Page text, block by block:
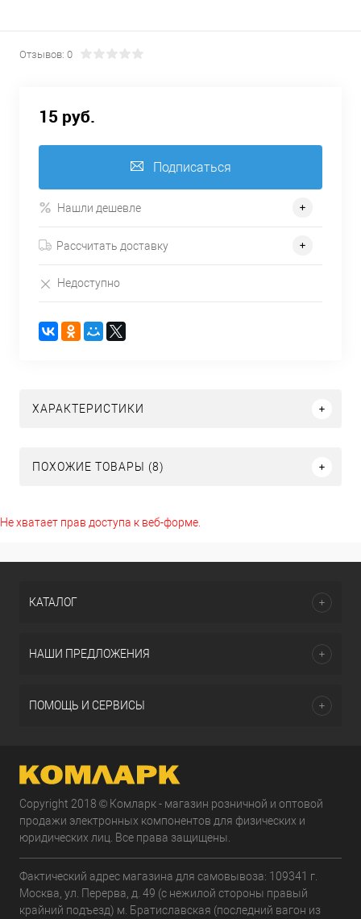
Отзывов: 0
15 руб.
Подписаться
Нашли дешевле
Рассчитать доставку
Недоступно
ХАРАКТЕРИСТИКИ
ПОХОЖИЕ ТОВАРЫ (8)
Не хватает прав доступа к веб-форме.
КАТАЛОГ
НАШИ ПРЕДЛОЖЕНИЯ
ПОМОЩЬ И СЕРВИСЫ
Copyright 2018 © Комларк - магазин розничной и оптовой
продажи электронных компонентов для физических и
юридических лиц. Все права защищены.
Фактический адрес магазина для самовывоза: 109341 г.
Москва, ул. Перерва, д. 49 (с нежилой стороны правый
крайний подъезд) м. Братиславская (последний вагон из